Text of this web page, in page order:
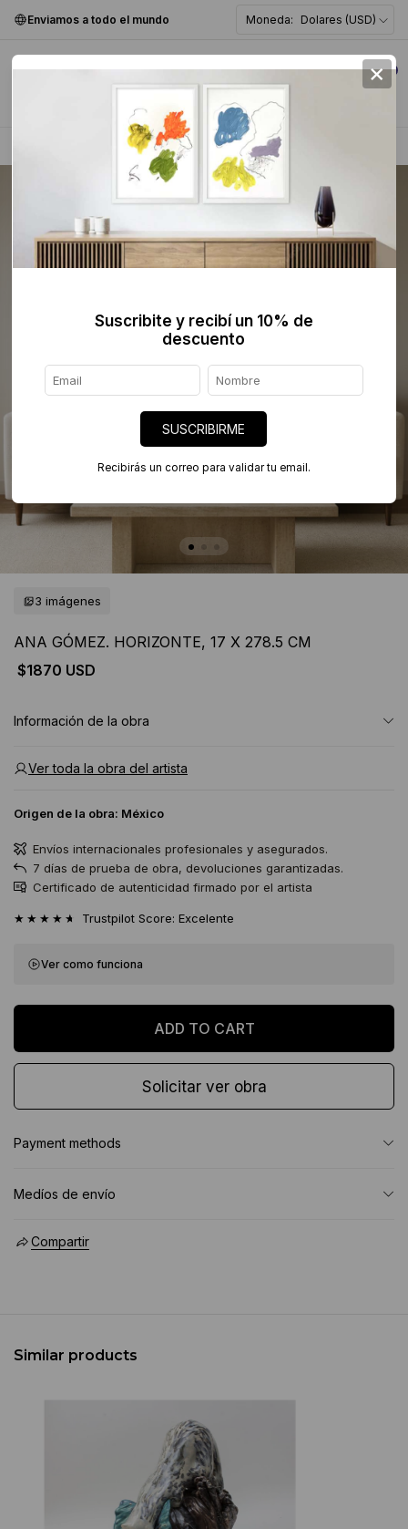
Enviamos a todo el mundo Moneda: Dolares (USD)
0
3 imágenes
ANA GÓMEZ. HORIZONTE, 17 X 278.5 CM
$1870 USD
Información de la obra
Ver toda la obra del artista
Origen de la obra: México
Envíos internacionales profesionales y asegurados.
7 días de prueba de obra, devoluciones garantizadas.
Certificado de autenticidad firmado por el artista
★★★★★ Trustpilot Score: Excelente
Ver como funciona
Solicitar ver obra
Payment methods
Medíos de envío
Compartir
Similar products
×
Suscribite y recibí un 10% de
descuento
SUSCRIBIRME
Recibirás un correo para validar tu email.